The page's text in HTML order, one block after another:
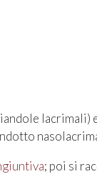
lacrimali)
; poi si